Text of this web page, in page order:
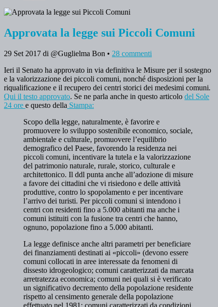
Approvata la legge sui Piccoli Comuni
29 Set 2017 di @Guglielma Bon • 28 commenti
Ieri il Senato ha approvato in via definitiva le Misure per il sostegno
e la valorizzazione dei piccoli comuni, nonché disposizioni per la
riqualificazione e il recupero dei centri storici dei medesimi comuni.
Qui il testo approvato. Se ne parla anche in questo articolo del Sole
24 ore e questo della Stampa:
Scopo della legge, naturalmente, è favorire e
promuovere lo sviluppo sostenibile economico, sociale,
ambientale e culturale, promuovere l’equilibrio
demografico del Paese, favorendo la residenza nei
piccoli comuni, incentivare la tutela e la valorizzazione
del patrimonio naturale, rurale, storico, culturale e
architettonico. Il ddl punta anche all’adozione di misure
a favore dei cittadini che vi risiedono e delle attività
produttive, contro lo spopolamento e per incentivare
l’arrivo dei turisti. Per piccoli comuni si intendono i
centri con residenti fino a 5.000 abitanti ma anche i
comuni istituiti con la fusione tra centri che hanno,
ognuno, popolazione fino a 5.000 abitanti.
La legge definisce anche altri parametri per beneficiare
dei finanziamenti destinati ai «piccoli» (devono essere
comuni collocati in aree interessate da fenomeni di
dissesto idrogeologico; comuni caratterizzati da marcata
arretratezza economica; comuni nei quali si è verificato
un significativo decremento della popolazione residente
rispetto al censimento generale della popolazione
effettuato nel 1981; comuni caratterizzati da condizioni